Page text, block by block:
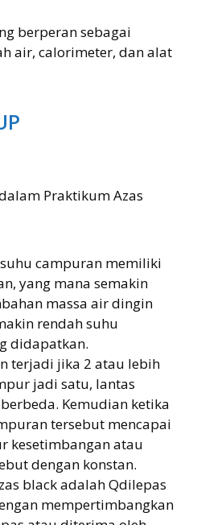
berperan sebagai
air, calorimeter, dan alat
Praktikum Azas
campuran memiliki
yang mana semakin
massa air dingin
rendah suhu
didapatkan.
terjadi jika 2 atau lebih
jadi satu, lantas
Kemudian ketika
tersebut mencapai
kesetimbangan atau
dengan konstan.
black adalah Qdilepas
mempertimbangkan